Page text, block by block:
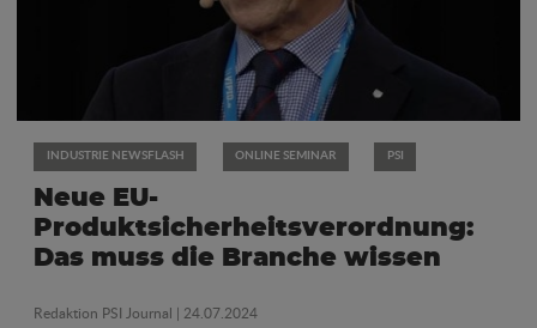
INDUSTRIE NEWSFLASH ONLINE SEMINAR PSI
Neue EU-
Produktsicherheitsverordnung:
Das muss die Branche wissen
Redaktion PSI Journal | 24.07.2024